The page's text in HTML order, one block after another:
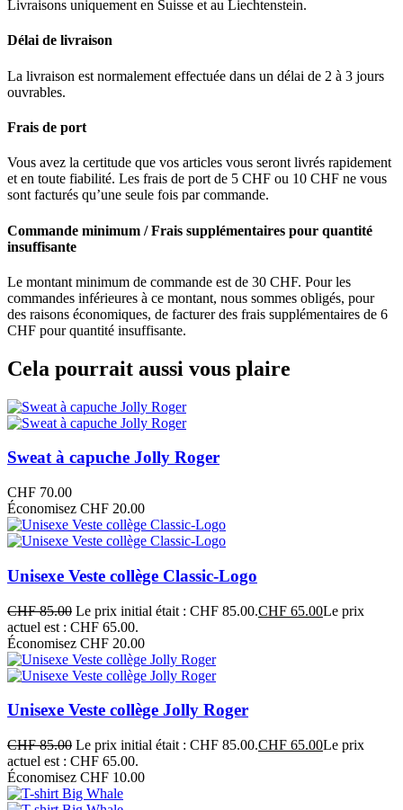
Livraisons uniquement en Suisse et au Liechtenstein.
Délai de livraison
La livraison est normalement effectuée dans un délai de 2 à 3 jours
ouvrables.
Frais de port
Vous avez la certitude que vos articles vous seront livrés rapidement
et en toute fiabilité. Les frais de port de 5 CHF ou 10 CHF ne vous
sont facturés qu’une seule fois par commande.
Commande minimum / Frais supplémentaires pour quantité
insuffisante
Le montant minimum de commande est de 30 CHF. Pour les
commandes inférieures à ce montant, nous sommes obligés, pour
des raisons économiques, de facturer des frais supplémentaires de 6
CHF pour quantité insuffisante.
Cela pourrait aussi vous plaire
Sweat à capuche Jolly Roger
CHF 70.00
Économisez CHF 20.00
Unisexe Veste collège Classic-Logo
CHF85.00 Le prix initial était : CHF 85.00.CHF 65.00Le prix
actuel est : CHF 65.00.
Économisez CHF 20.00
Unisexe Veste collège Jolly Roger
CHF85.00 Le prix initial était : CHF 85.00.CHF 65.00Le prix
actuel est : CHF 65.00.
Économisez CHF 10.00